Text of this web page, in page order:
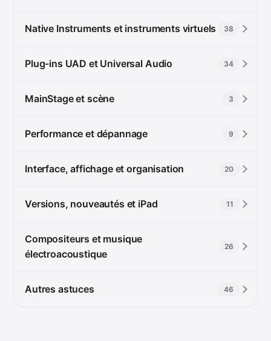
Native Instruments et instruments virtuels 38
Plug-ins UAD et Universal Audio 34
MainStage et scène 3
Performance et dépannage 9
Interface, affichage et organisation 20
Versions, nouveautés et iPad 11
Compositeurs et musique
électroacoustique
26
Autres astuces 46